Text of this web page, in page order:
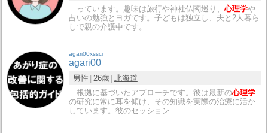
…っています。趣味は旅行や神社仏閣巡り、心理学や
占いの勉強とヨガです。子どもは独立し、夫と2人暮ら
しで親の介護中です。…
agari00xssci
agari00
男性 26歳 北海道
…根拠に基づいたアプローチです。彼は最新の心理学
の研究に常に耳を傾け、その知識を実際の治療に活か
しています。彼のセッション…